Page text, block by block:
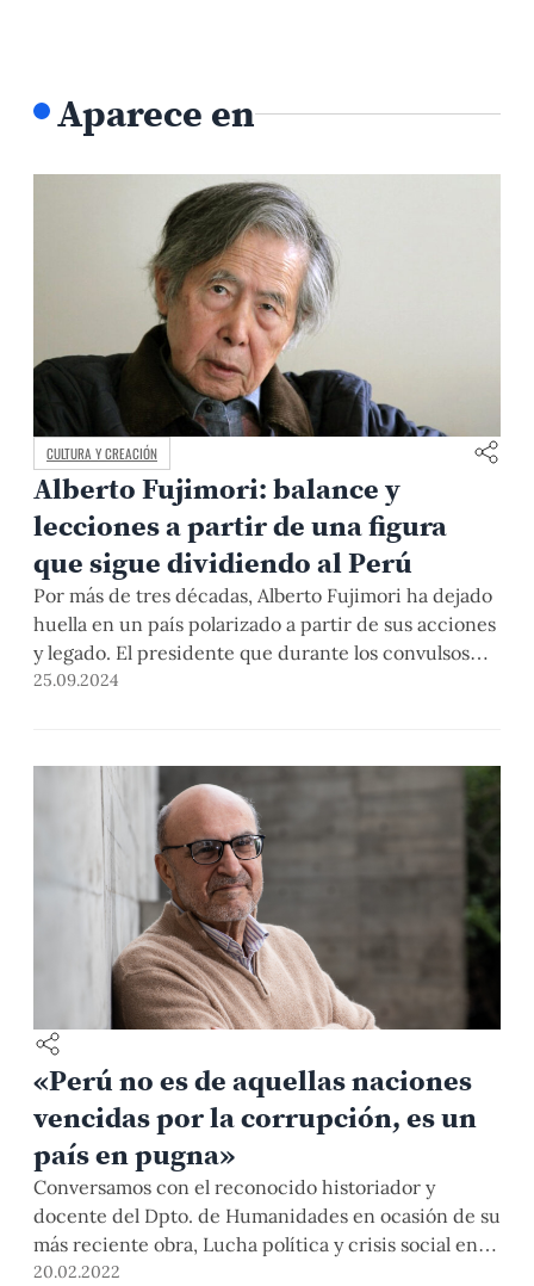
Aparece en
CULTURA Y CREACIÓN
Alberto Fujimori: balance y
lecciones a partir de una figura
que sigue dividiendo al Perú
Por más de tres décadas, Alberto Fujimori ha dejado
huella en un país polarizado a partir de sus acciones
y legado. El presidente que durante los convulsos
años 90 emprendió la transformación económica y la
corrupción -acompañado de Vladimiro Montesinos-
hasta el final de su mandato, y que fue sentenciado
por graves actos de corrupción y autoría mediata de
violaciones a los derechos humanos. La complejidad
del personaje y su influencia en nuestra historia
reciente son parte de una discusión que, como
sociedad democrática, el Perú debe poner sobre la
25.09.2024
«Perú no es de aquellas naciones
vencidas por la corrupción, es un
país en pugna»
Conversamos con el reconocido historiador y
docente del Dpto. de Humanidades en ocasión de su
más reciente obra, Lucha política y crisis social en el
Perú republicano 1821-2021, publicada por el Fondo
20.02.2022